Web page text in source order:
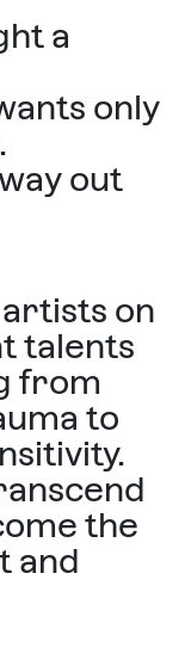
a
only
out
on
talents
from
to
the
and